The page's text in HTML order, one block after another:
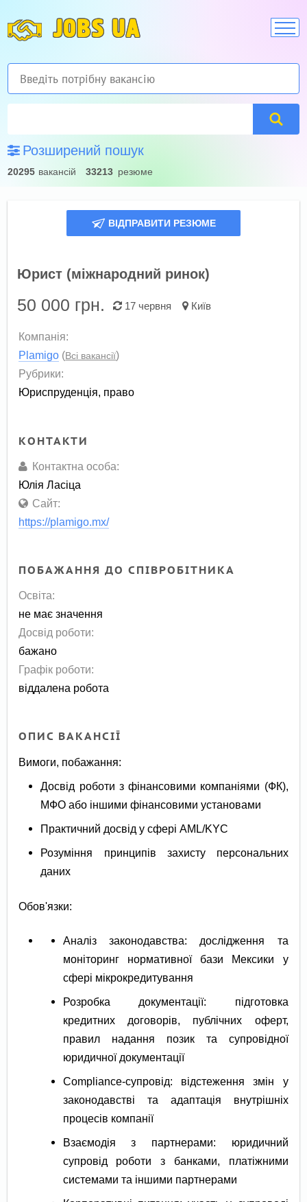
JOBS UA
Розширений пошук
20295 вакансій 33213 резюме
ВІДПРАВИТИ РЕЗЮМЕ
Юрист (міжнародний ринок)
50 000 грн. 17 червня Київ
Компанія:
Plamigo (Всі вакансії)
Рубрики:
Юриспруденція, право
КОНТАКТИ
Контактна особа:
Юлія Ласіца
Сайт:
https://plamigo.mx/
ПОБАЖАННЯ ДО СПІВРОБІТНИКА
Освіта:
не має значення
Досвід роботи:
бажано
Графік роботи:
віддалена робота
ОПИС ВАКАНСІЇ
Вимоги, побажання:
Досвід роботи з фінансовими компаніями (ФК),
МФО або іншими фінансовими установами
Практичний досвід у сфері AML/KYC
Розуміння принципів захисту персональних
даних
Обов'язки:
Аналіз законодавства: дослідження та
моніторинг нормативної бази Мексики у
сфері мікрокредитування
Розробка документації: підготовка
кредитних договорів, публічних оферт,
правил надання позик та супровідної
юридичної документації
Compliance-супровід: відстеження змін у
законодавстві та адаптація внутрішніх
процесів компанії
Взаємодія з партнерами: юридичний
супровід роботи з банками, платіжними
системами та іншими партнерами